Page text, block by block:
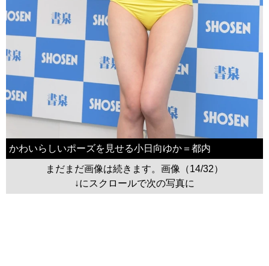
かわいらしいポーズを見せる小日向ゆか＝都内
まだまだ画像は続きます。画像（14/32）
↓にスクロールで次の写真に